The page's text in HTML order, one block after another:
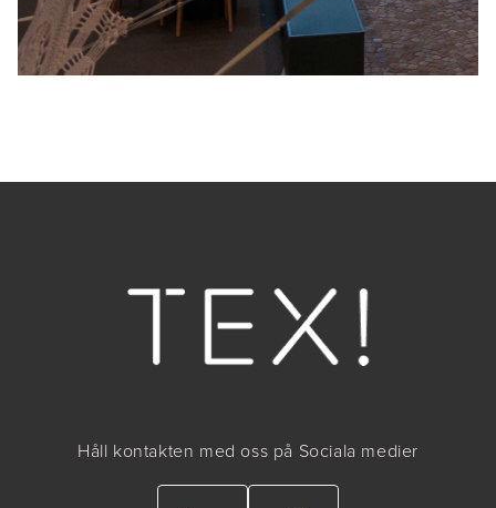
Håll kontakten med oss på Sociala medier